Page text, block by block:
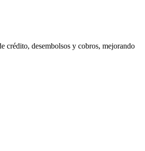
crédito, desembolsos y cobros, mejorando